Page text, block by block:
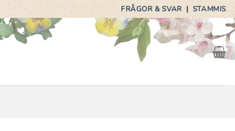
FRÅGOR & SVAR|STAMMIS